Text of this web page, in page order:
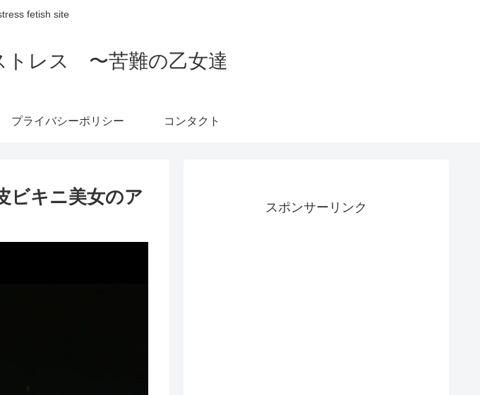
fetish site
トレス 〜苦難の乙女達
プライバシーポリシー コンタクト
ビキニ美女のア
スポンサーリンク